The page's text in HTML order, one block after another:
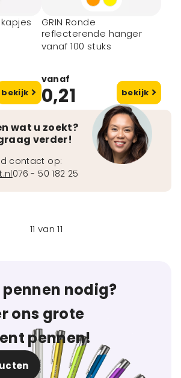
bekijk
GRIN Ronde
reflecterende hanger
vanaf 100 stuks
vanaf
0,21 bekijk
wat u zoekt?
verder!
contact op:
076 - 50 182 25
11 van 11
nodig?
ons grote
pennen!